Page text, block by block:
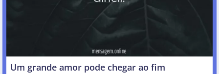
Um grande amor pode chegar ao fim